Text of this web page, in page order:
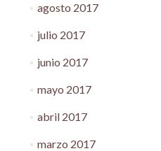
agosto 2017
julio 2017
junio 2017
mayo 2017
abril 2017
marzo 2017